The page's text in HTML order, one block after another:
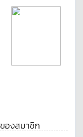
องสมาชิก